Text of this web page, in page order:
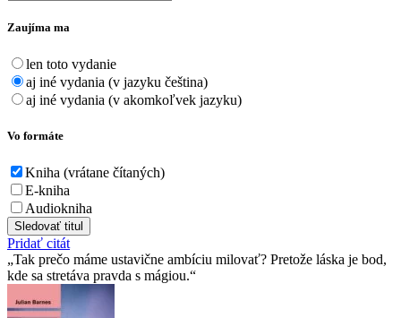
Zaujíma ma
len toto vydanie
aj iné vydania (v jazyku čeština)
aj iné vydania (v akomkoľvek jazyku)
Vo formáte
Kniha (vrátane čítaných)
E-kniha
Audiokniha
Sledovať titul
Pridať citát
Tak prečo máme ustavične ambíciu milovať? Pretože láska je bod,
kde sa stretáva pravda s mágiou.